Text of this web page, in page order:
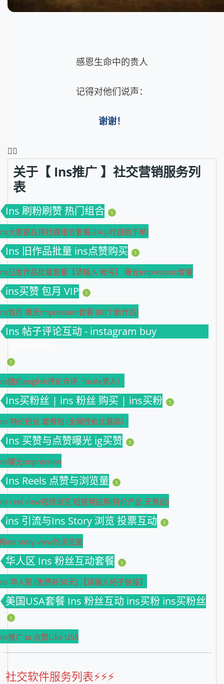
感恩生命中的贵人
记得对他们说声：
谢谢！
❤️‍🔥
关于【 Ins推广 】社交营销服务列
表
Ins 刷粉刷赞 热门组合 1
大家都在用社媒组合套餐(24小时自助下单)
Ins 旧作品批量 ins点赞购买 1
已发作品批量套餐【请输入 账号】 曝光impression套餐
ins买赞 包月 VIP 1
包月 曝光impression套餐 (80个新作品)
Ins 帖子评论互动 - instagram buy
comments
1
随机english评论点评（male男人）
Ins买粉丝 | ins 粉丝 购买 | ins买粉 1
特价粉丝 套餐包 (全网性价比最高）
Ins 买赞与点赞曝光 ig买赞 1
曝光impression
Ins Reels 点赞与浏览量 1
reel view视频浏览 短视频应用(特价产品 无售后)
ins 引流与Ins Story 浏览 投票互动 1
ins story view的浏览量
华人区 Ins 粉丝互动套餐 1
华人赞 (免费补30天) 【请输入帖子链接】
美国USA套餐 Ins 粉丝互动 ins买粉 ins买粉丝
1
推广 ɪɢ 点赞Like USA
社交软件服务列表⚡️⚡️⚡️